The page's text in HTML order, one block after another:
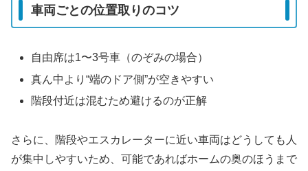
車両ごとの位置取りのコツ
自由席は1〜3号車（のぞみの場合）
真ん中より“端のドア側”が空きやすい
階段付近は混むため避けるのが正解
さらに、階段やエスカレーターに近い車両はどうしても人
が集中しやすいため、可能であればホームの奥のほうまで